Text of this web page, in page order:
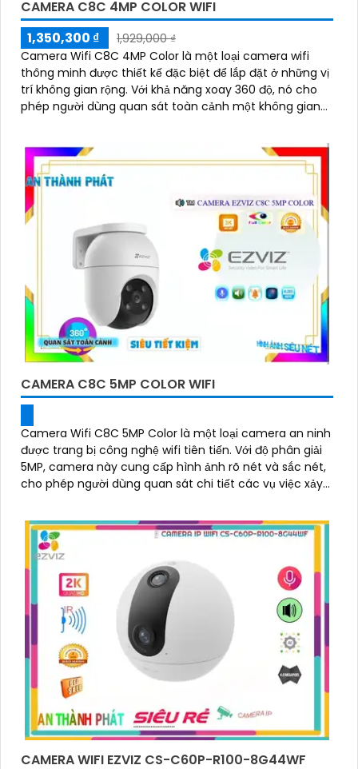
CAMERA C8C 4MP COLOR WIFI
1,350,300 ₫
1,929,000 ₫
Camera Wifi C8C 4MP Color là một loại camera wifi
thông minh được thiết kế đặc biệt để lắp đặt ở những vị
trí không gian rộng. Với khả năng xoay 360 độ, nó cho
phép người dùng quan sát toàn cảnh một không gian
CAMERA C8C 5MP COLOR WIFI
Camera Wifi C8C 5MP Color là một loại camera an ninh
được trang bị công nghệ wifi tiên tiến. Với độ phân giải
5MP, camera này cung cấp hình ảnh rõ nét và sắc nét,
cho phép người dùng quan sát chi tiết các vụ việc xảy
CAMERA WIFI EZVIZ CS-C60P-R100-8G44WF